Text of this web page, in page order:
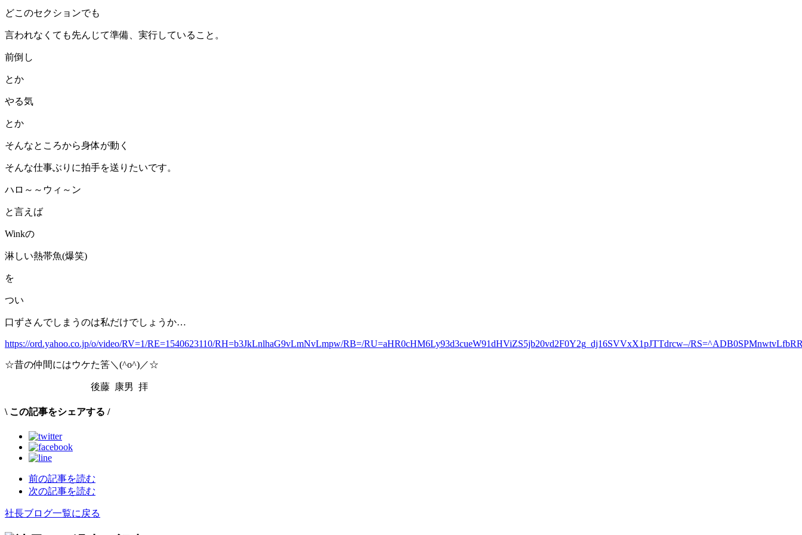
どこのセクションでも
言われなくても先んじて準備、実行していること。
前倒し
とか
やる気
とか
そんなところから身体が動く
そんな仕事ぶりに拍手を送りたいです。
ハロ～～ウィ～ン
と言えば
Winkの
淋しい熱帯魚(爆笑)
を
つい
口ずさんでしまうのは私だけでしょうか…
https://ord.yahoo.co.jp/o/video/RV=1/RE=1540623110/RH=b3JkLnlhaG9vLmNvLmpw/RB=/RU=aHR0cHM6Ly93d3cueW91dHViZS5jb20vd2F0Y2g_dj16SVVxX1pJTTdrcw–/
☆昔の仲間にはウケた筈＼(^o^)／☆
後藤 康男 拝
\この記事をシェアする /
前の記事を読む
次の記事を読む
社長ブログ一覧に戻る